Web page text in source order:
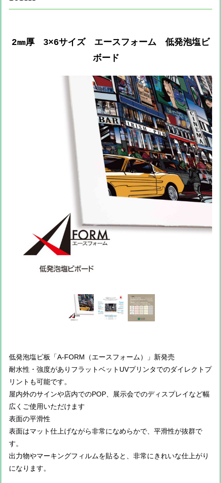
2㎜厚 3×6サイズ エースフォーム 低発泡塩ビ
ボード
低発泡塩ビ板「A-FORM（エースフォーム）」新発売
耐水性・強度がありフラットベットUVプリンタでのダイレクトプ
リントも可能です。
屋内外のサインや店内でのPOP、展示会でのディスプレイなど幅
広くご使用いただけます
表面の平滑性
表面はマット仕上げながら非常になめらかで、平滑性が抜群で
す。
出力物やマーキングフィルムを貼ると、非常にきれいな仕上がり
になります。